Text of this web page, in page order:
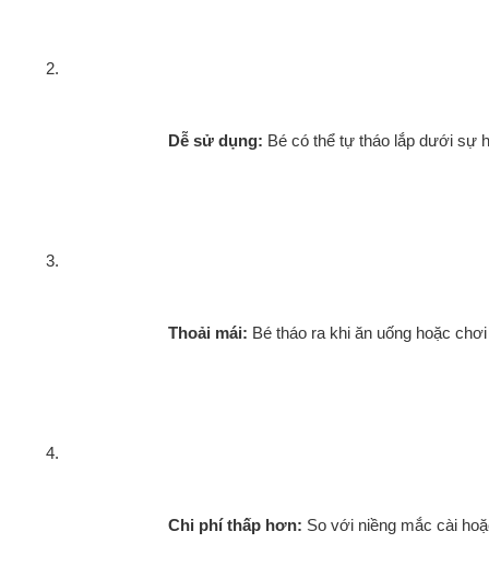
Dễ sử dụng: Bé có thể tự tháo lắp dưới sự
Thoải mái: Bé tháo ra khi ăn uống hoặc
Chi phí thấp hơn: So với niềng mắc cài